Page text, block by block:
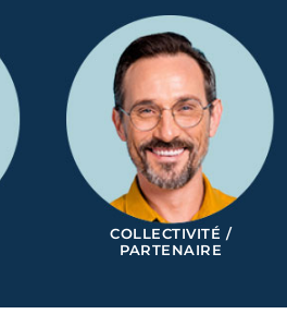
COLLECTIVITÉ /
PARTENAIRE